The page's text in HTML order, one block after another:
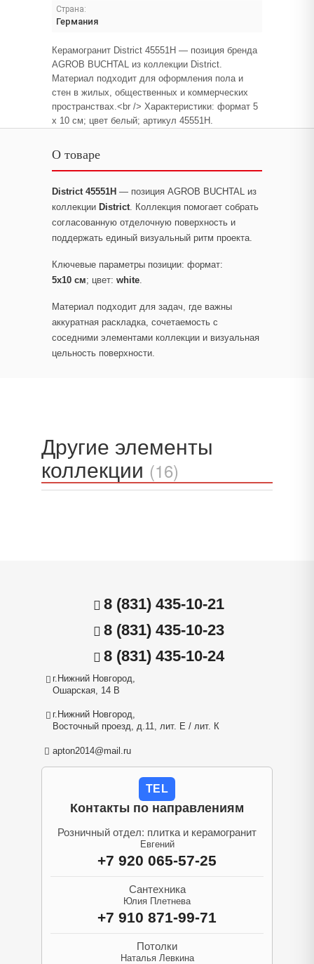
Страна:
Германия
Керамогранит District 45551H — позиция бренда
AGROB BUCHTAL из коллекции District.
Материал подходит для оформления пола и
стен в жилых, общественных и коммерческих
пространствах.<br /> Характеристики: формат 5
x 10 см; цвет белый; артикул 45551H.
О товаре
District 45551H — позиция AGROB BUCHTAL из
коллекции District. Коллекция помогает собрать
согласованную отделочную поверхность и
поддержать единый визуальный ритм проекта.
Ключевые параметры позиции: формат:
5x10 см; цвет: white.
Материал подходит для задач, где важны
аккуратная раскладка, сочетаемость с
соседними элементами коллекции и визуальная
цельность поверхности.
Другие элементы
коллекции (16)
8 (831) 435-10-21
8 (831) 435-10-23
8 (831) 435-10-24
г.Нижний Новгород,
Ошарская, 14 В
г.Нижний Новгород,
Восточный проезд, д.11, лит. Е / лит. К
apton2014@mail.ru
TEL
Контакты по направлениям
Розничный отдел: плитка и керамогранит
Евгений
+7 920 065-57-25
Сантехника
Юлия Плетнева
+7 910 871-99-71
Потолки
Наталья Левкина